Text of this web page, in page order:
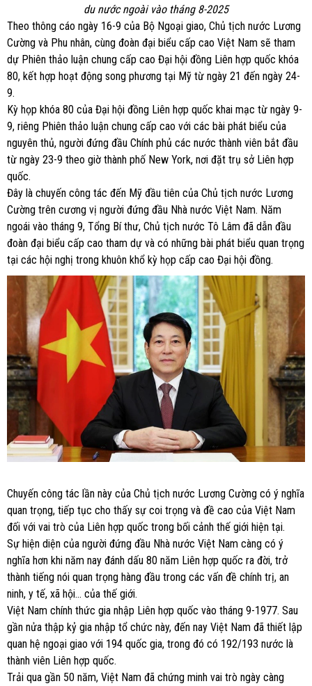
du nước ngoài vào tháng 8-2025
Theo thông cáo ngày 16-9 của Bộ Ngoại giao, Chủ tịch nước Lương
Cường và Phu nhân, cùng đoàn đại biểu cấp cao Việt Nam sẽ tham
dự Phiên thảo luận chung cấp cao Đại hội đồng Liên hợp quốc khóa
80, kết hợp hoạt động song phương tại Mỹ từ ngày 21 đến ngày 24-
9.
Kỳ họp khóa 80 của Đại hội đồng Liên hợp quốc khai mạc từ ngày 9-
9, riêng Phiên thảo luận chung cấp cao với các bài phát biểu của
nguyên thủ, người đứng đầu Chính phủ các nước thành viên bắt đầu
từ ngày 23-9 theo giờ thành phố New York, nơi đặt trụ sở Liên hợp
quốc.
Đây là chuyến công tác đến Mỹ đầu tiên của Chủ tịch nước Lương
Cường trên cương vị người đứng đầu Nhà nước Việt Nam. Năm
ngoái vào tháng 9, Tổng Bí thư, Chủ tịch nước Tô Lâm đã dẫn đầu
đoàn đại biểu cấp cao tham dự và có những bài phát biểu quan trọng
tại các hội nghị trong khuôn khổ kỳ họp cấp cao Đại hội đồng.
Chuyến công tác lần này của Chủ tịch nước Lương Cường có ý nghĩa
quan trọng, tiếp tục cho thấy sự coi trọng và đề cao của Việt Nam
đối với vai trò của Liên hợp quốc trong bối cảnh thế giới hiện tại.
Sự hiện diện của người đứng đầu Nhà nước Việt Nam càng có ý
nghĩa hơn khi năm nay đánh dấu 80 năm Liên hợp quốc ra đời, trở
thành tiếng nói quan trọng hàng đầu trong các vấn đề chính trị, an
ninh, y tế, xã hội… của thế giới.
Việt Nam chính thức gia nhập Liên hợp quốc vào tháng 9-1977. Sau
gần nửa thập kỷ gia nhập tổ chức này, đến nay Việt Nam đã thiết lập
quan hệ ngoại giao với 194 quốc gia, trong đó có 192/193 nước là
thành viên Liên hợp quốc.
Trải qua gần 50 năm, Việt Nam đã chứng minh vai trò ngày càng